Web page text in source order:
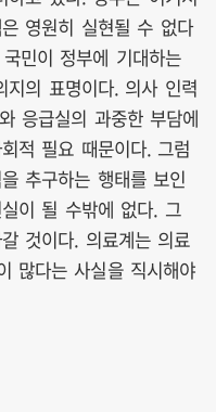
영원히 실현될 수 없다
민이 정부에 기대하는
의 표명이다. 의사 인력
응급실의 과중한 부담에
적 필요 때문이다. 그럼
추구하는 행태를 보인
이 될 수밖에 없다. 그
것이다. 의료계는 의료
많다는 사실을 직시해야